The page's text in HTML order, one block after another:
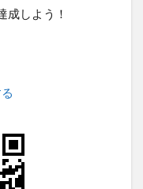
成しよう！